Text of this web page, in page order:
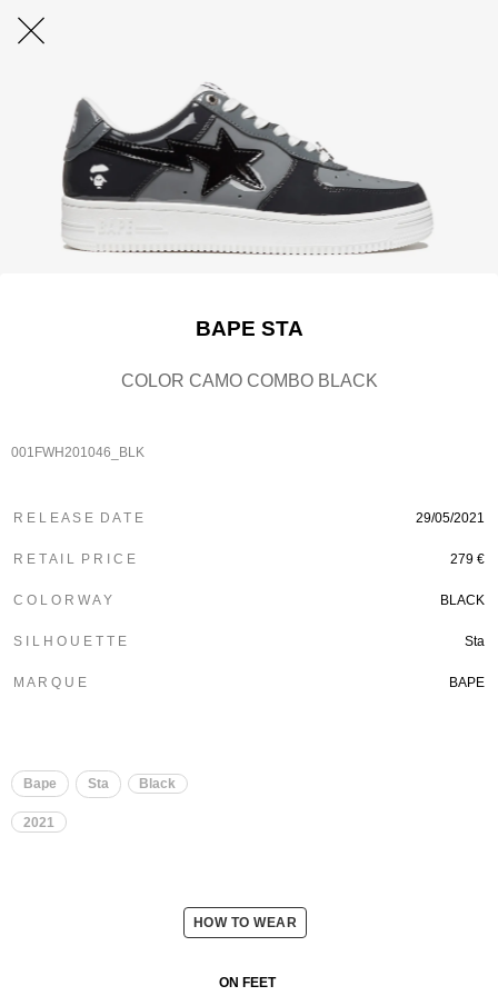
BAPE STA
COLOR CAMO COMBO BLACK
001FWH201046_BLK
R E L E A S E D A T E 29/05/2021
R E T A I L P R I C E 279 €
C O L O R W A Y BLACK
S I L H O U E T T E Sta
M A R Q U E BAPE
Bape Sta Black
2021
HOW TO WEAR
ON FEET